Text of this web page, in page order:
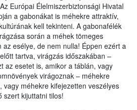
Európai Élelmiszerbiztonsági Hivatal
a gabonákat is méhekre attraktív,
kell tekinteni. A gabonafélék
során a méhek tömeges
az esélye, de nem nulla! Éppen ezért a
tartva, virágzás időszakában –
az esetet is, amikor a táblán, vagy
virágoznak – méhekre
vagy méhekre kifejezetten veszélyes
szert kijuttatni tilos!